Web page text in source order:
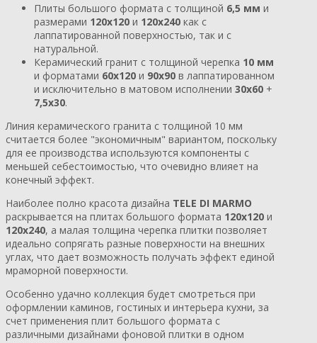
Плиты большого формата с толщиной 6,5 мм и
размерами 120х120 и 120х240 как с
лаппатированной поверхностью, так и с
натуральной.
Керамический гранит с толщиной черепка 10 мм
и форматами 60х120 и 90х90 в лаппатированном
и исключительно в матовом исполнении 30х60 +
7,5х30.
Линия керамического гранита с толщиной 10 мм
считается более "экономичным" вариантом, поскольку
для ее производства используются компоненты с
меньшей себестоимостью, что очевидно влияет на
конечный эффект.
Наиболее полно красота дизайна TELE DI MARMO
раскрывается на плитах большого формата 120х120 и
120х240, а малая толщина черепка плитки позволяет
идеально сопрягать разные поверхности на внешних
углах, что дает возможность получать эффект единой
мраморной поверхности.
Особенно удачно коллекция будет смотреться при
оформлении каминов, гостиных и интерьера кухни, за
счет применения плит большого формата с
различными дизайнами фоновой плитки в одном